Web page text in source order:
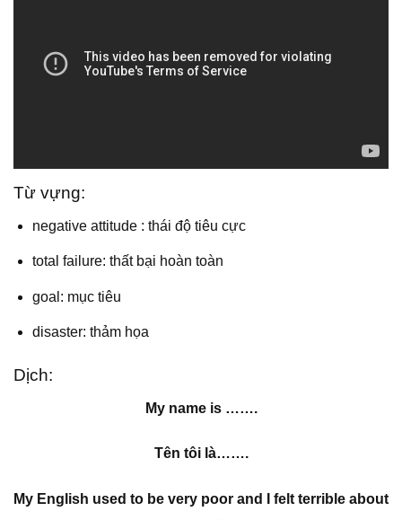
Từ vựng:
negative attitude : thái độ tiêu cực
total failure: thất bại hoàn toàn
goal: mục tiêu
disaster: thảm họa
Dịch:
My name is …….
Tên tôi là…….
My English used to be very poor and I felt terrible about